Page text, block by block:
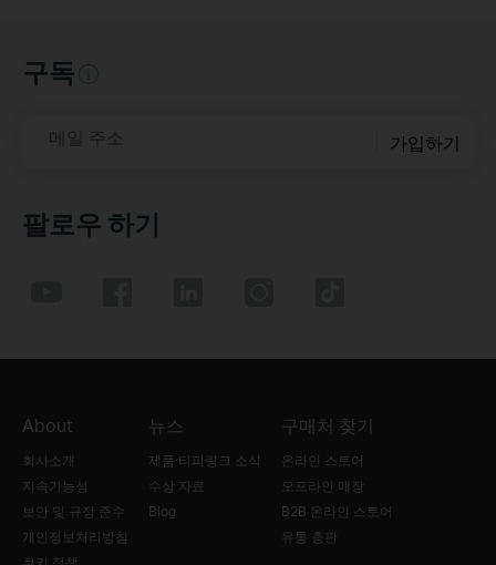
구독
메일 주소 가입하기
팔로우 하기
About
회사소개
지속가능성
보안 및 규정 준수
개인정보처리방침
뉴스
제품·티피링크 소식
수상 자료
Blog
구매처 찾기
온라인 스토어
오프라인 매장
B2B 온라인 스토어
유통 총판